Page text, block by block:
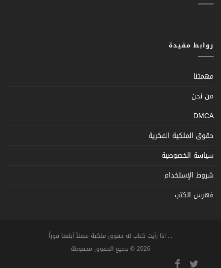
روابط مفيدة
مهمتنا
من نحن
DMCA
حقوق الملكية الفكرية
سياسة الخصوصية
شروط الإستخدام
فهرس الكتب
... اذا رأيت كتاب له حقوق ملكية فضلاً أبلغنا فوراً
2026 © جميع الحقوق محفوظة